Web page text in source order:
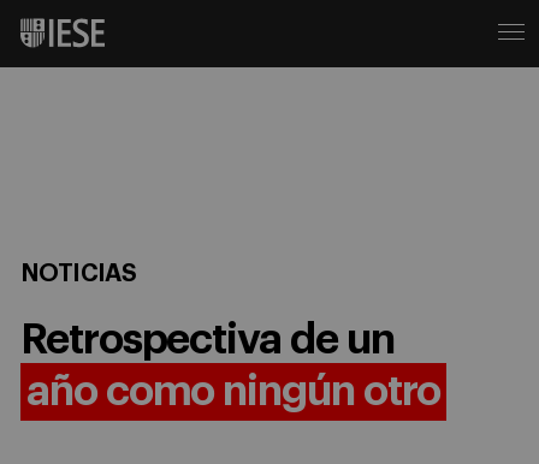
NOTICIAS
Retrospectiva de un
año como ningún otro